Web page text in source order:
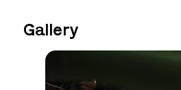
Gallery